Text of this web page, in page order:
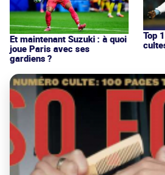
Et maintenant Suzuki : à quoi
joue Paris avec ses
gardiens ?
Top